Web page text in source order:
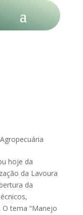
Agropecuária
hoje da
da Lavoura
da
tema “Manejo